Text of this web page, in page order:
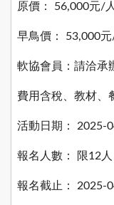
原價： 56,000元/
早鳥價： 53,000
軟協會員：請洽承
費用含稅、教材、
活動日期： 2025-
報名人數： 限12人
報名截止： 2025-